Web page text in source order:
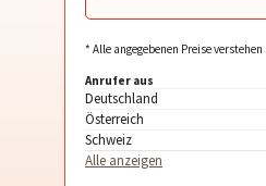
* Alle angegebenen Preise
Anrufer aus
Deutschland
Österreich
Schweiz
Alle anzeigen